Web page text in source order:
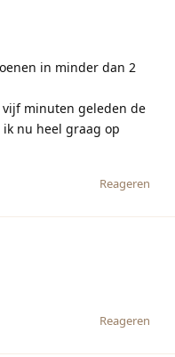
in minder dan 2
minuten geleden de
nu heel graag op
Reageren
Reageren